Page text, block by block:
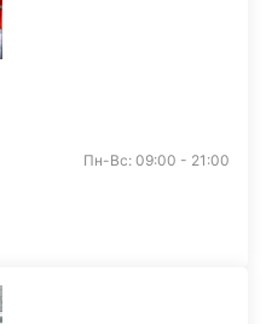
Пн-Вс: 09:00 - 21:00